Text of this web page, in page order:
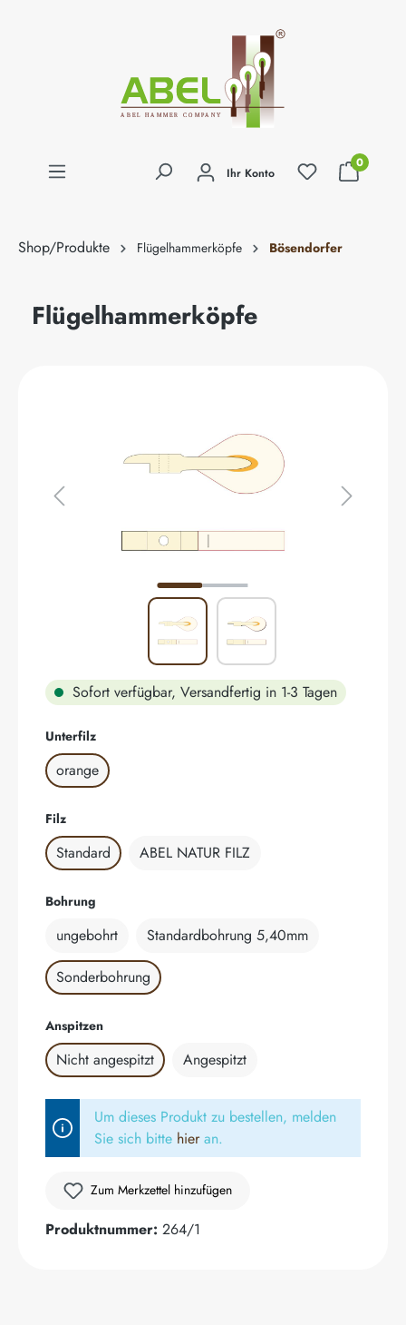
Ihr Konto
0
Shop/Produkte Flügelhammerköpfe Bösendorfer
Flügelhammerköpfe
Sofort verfügbar, Versandfertig in 1-3 Tagen
Unterfilzauswählen
orange
Filzauswählen
Standard ABEL NATUR FILZ
Bohrung
ungebohrt
Standardbohrung 5,40mm
Sonderbohrung
Anspitzenauswählen
Nicht angespitzt Angespitzt
Um dieses Produkt zu bestellen, melden
Sie sich bitte hieran.
Zum Merkzettel hinzufügen
Produktnummer: 264/1